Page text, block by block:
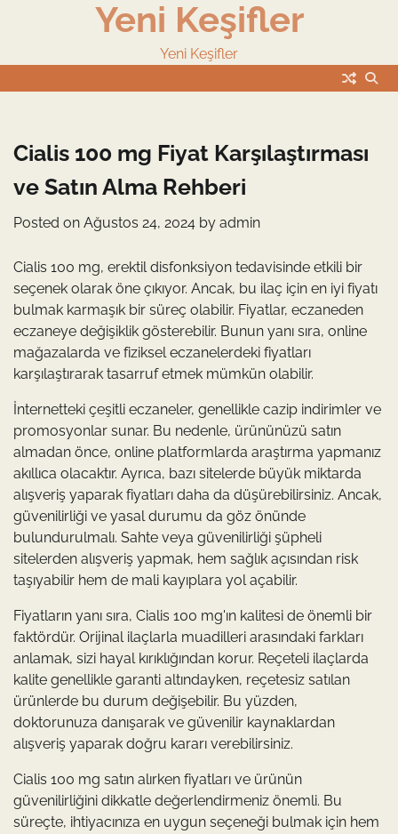
Yeni Keşifler
Yeni Keşifler
Cialis 100 mg Fiyat Karşılaştırması
ve Satın Alma Rehberi
Posted on Ağustos 24, 2024 by admin
Cialis 100 mg, erektil disfonksiyon tedavisinde etkili bir
seçenek olarak öne çıkıyor. Ancak, bu ilaç için en iyi fiyatı
bulmak karmaşık bir süreç olabilir. Fiyatlar, eczaneden
eczaneye değişiklik gösterebilir. Bunun yanı sıra, online
mağazalarda ve fiziksel eczanelerdeki fiyatları
karşılaştırarak tasarruf etmek mümkün olabilir.
İnternetteki çeşitli eczaneler, genellikle cazip indirimler ve
promosyonlar sunar. Bu nedenle, ürününüzü satın
almadan önce, online platformlarda araştırma yapmanız
akıllıca olacaktır. Ayrıca, bazı sitelerde büyük miktarda
alışveriş yaparak fiyatları daha da düşürebilirsiniz. Ancak,
güvenilirliği ve yasal durumu da göz önünde
bulundurulmalı. Sahte veya güvenilirliği şüpheli
sitelerden alışveriş yapmak, hem sağlık açısından risk
taşıyabilir hem de mali kayıplara yol açabilir.
Fiyatların yanı sıra, Cialis 100 mg'ın kalitesi de önemli bir
faktördür. Orijinal ilaçlarla muadilleri arasındaki farkları
anlamak, sizi hayal kırıklığından korur. Reçeteli ilaçlarda
kalite genellikle garanti altındayken, reçetesiz satılan
ürünlerde bu durum değişebilir. Bu yüzden,
doktorunuza danışarak ve güvenilir kaynaklardan
alışveriş yaparak doğru kararı verebilirsiniz.
Cialis 100 mg satın alırken fiyatları ve ürünün
güvenilirliğini dikkatle değerlendirmeniz önemli. Bu
süreçte, ihtiyacınıza en uygun seçeneği bulmak için hem